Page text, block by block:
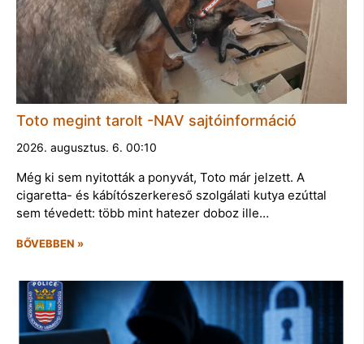
Toto megint tarolt -NAV sajtóinformáció
2026. augusztus. 6. 00:10
Még ki sem nyitották a ponyvát, Toto már jelzett. A
cigaretta- és kábítószerkereső szolgálati kutya ezúttal
sem tévedett: több mint hatezer doboz ille…
BŐVEBBEN »